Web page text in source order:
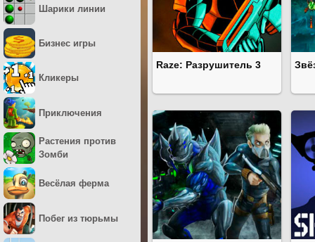
Raze: Разрушитель 3
Шарики линии
Бизнес игры
Кликеры
Приключения
Растения против
Зомби
Весёлая ферма
Побег из тюрьмы